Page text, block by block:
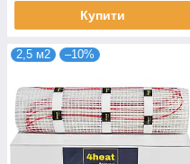
Купити
2,5 м2 –10%